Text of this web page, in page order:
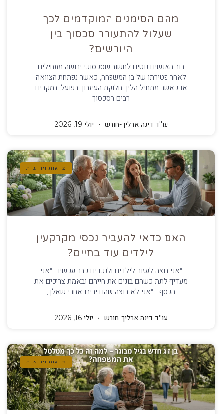
מהם הסימנים המוקדמים לכך
שעלול להתעורר סכסוך בין
היורשים?
רוב האנשים נוטים לחשוב שסכסוכי ירושה מתחילים
לאחר פטירתו של בן המשפחה, כאשר נפתחת הצוואה
או כאשר מתחיל הליך חלוקת העיזבון. בפועל, במקרים
רבים הסכסוך
עו''ד דינה ארליך-חורש יולי 19, 2026
צוואות וירושות
האם כדאי להעביר נכסי מקרקעין
לילדים עוד בחיים?
"אני רוצה לעזור לילדים ולנכדים כבר עכשיו." "אני
מעדיף לתת כשהם בונים את חייהם ובאמת צריכים את
הכסף." "אני לא רוצה שהם יריבו אחרי שאלך,
עו''ד דינה ארליך-חורש יולי 16, 2026
צוואות וירושות